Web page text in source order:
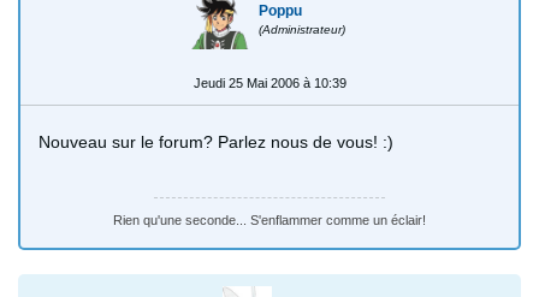
Poppu
(Administrateur)
Jeudi 25 Mai 2006 à 10:39
Nouveau sur le forum? Parlez nous de vous! :)
Rien qu'une seconde... S'enflammer comme un éclair!